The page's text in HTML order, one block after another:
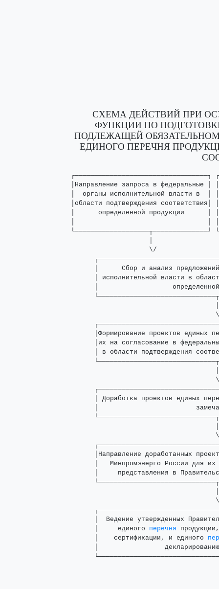
СХЕМА ДЕЙСТВИЙ ПРИ
ФУНКЦИИ ПО
ПОДЛЕЖАЩЕЙ
ЕДИНОГО ПЕРЕЧНЯ
┌──────────────────────────────────┐
│Направление запроса в федеральные │
│  органы исполнительной власти в
│области подтверждения
│      определенной продукции      │
└───────────────────┬──────────────┘
\/
│      Сбор и анализ
│ исполнительной власти в
│
│Формирование проектов единых
│их на согласование в
│ в области подтверждения
│ Доработка проектов единых
│
│Направление доработанных
│   Минпромэнерго России для
│     представления в
│  Ведение утвержденных
      │     единого
перечня
      │    сертификации, и единого
│